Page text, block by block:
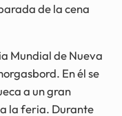
de la cena
Mundial de Nueva
En él se
a un gran
la feria. Durante